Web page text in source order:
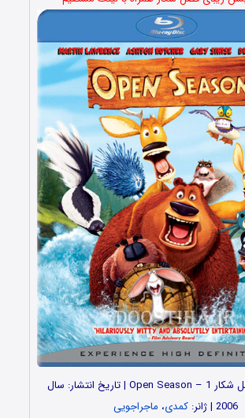
نام کارتون: فصل شکار 1 – Open Season | تاریخ انتشار: سال
2006 | ژانر:
کمدی، ماجراجویی